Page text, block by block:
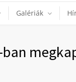
Galériák